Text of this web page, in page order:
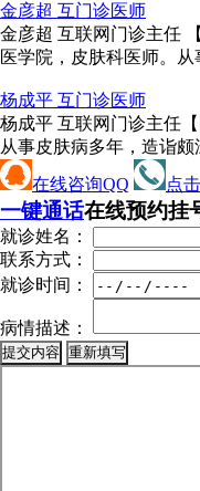
金彦超 互门诊医师
金彦超 互联网门诊主任
医学院，皮肤科医师。从
杨成平 互门诊医师
杨成平 互联网门诊主任
从事皮肤病多年，造诣
在线咨询QQ
点
一键通话在线预约挂
就诊姓名：
联系方式：
就诊时间：
病情描述：